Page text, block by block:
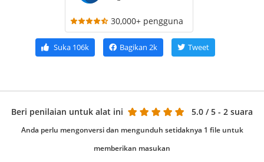
30,000+ pengguna
Suka106k Bagikan 2k Tweet
Beri penilaian untuk alat ini 5.0 / 5 - 2 suara
Anda perlu mengonversi dan mengunduh setidaknya 1 file untuk
memberikan masukan